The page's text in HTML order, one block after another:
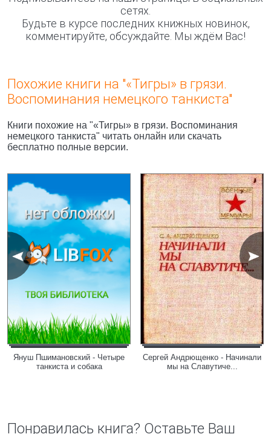
сетях.
Будьте в курсе последних книжных новинок,
комментируйте, обсуждайте. Мы ждём Вас!
Похожие книги на "«Тигры» в грязи.
Воспоминания немецкого танкиста"
Книги похожие на "«Тигры» в грязи. Воспоминания
немецкого танкиста" читать онлайн или скачать
бесплатно полные версии.
Януш Пшимановский - Четыре
танкиста и собака
Сергей Андрющенко - Начинали
мы на Славутиче...
Понравилась книга? Оставьте Ваш